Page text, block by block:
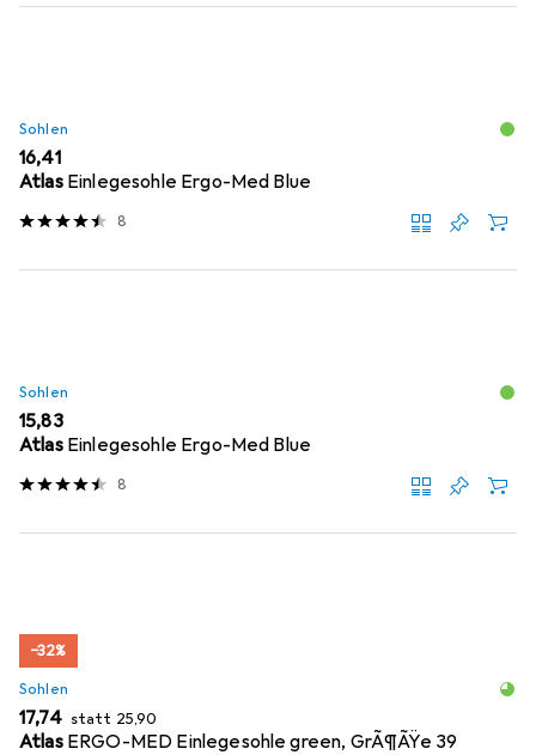
Sohlen
EUR
16,41
Atlas Einlegesohle Ergo-Med Blue
8
Sohlen
EUR
15,83
Atlas Einlegesohle Ergo-Med Blue
8
−32%
Sohlen
EUR
17,74 statt EUR
25,90
Atlas ERGO-MED Einlegesohle green, GrÃ¶ÃŸe 39